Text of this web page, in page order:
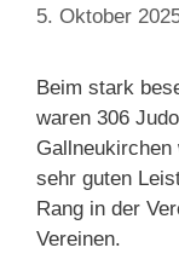
5. Oktober
Beim stark
waren 306
sehr guten
Rang in der
Vereinen.